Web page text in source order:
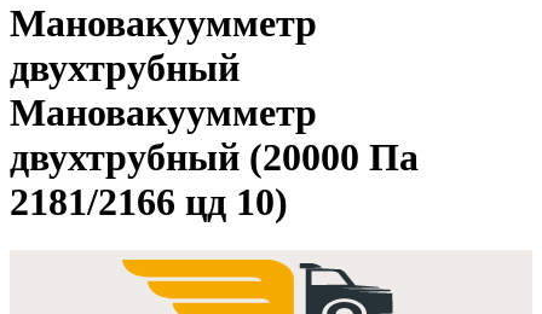
Мановакуумметр
двухтрубный
Мановакуумметр
двухтрубный (20000 Па
2181/2166 цд 10)